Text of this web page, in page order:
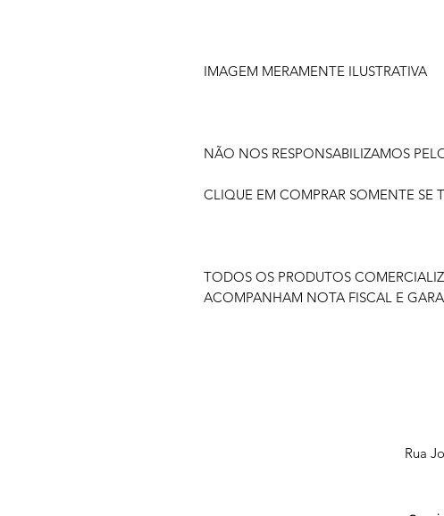
IMAGEM MERAMENTE ILUSTRATIVA
NÃO NOS RESPONSABILIZAMOS
CLIQUE EM COMPRAR SOMENTE SE
TODOS OS PRODUTOS
ACOMPANHAM NOTA FISCAL E
Rua